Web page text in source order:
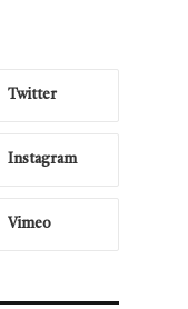
Twitter
Instagram
Vimeo